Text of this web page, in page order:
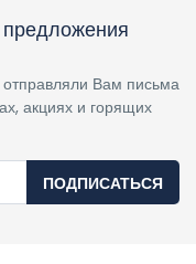
Вам письма
акциях и горящих
ПОДПИСАТЬСЯ